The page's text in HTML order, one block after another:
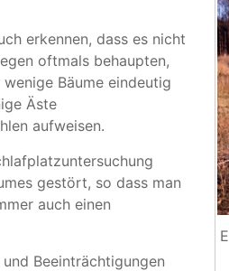
erkennen, dass es nicht
oftmals behaupten,
Bäume eindeutig
Äste
aufweisen.
gestört, so dass man
auch einen
Beeinträchtigungen